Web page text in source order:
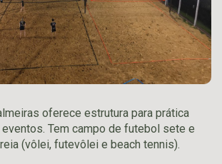
oferece estrutura para prática
Tem campo de futebol sete e
(vôlei, futevôlei e beach tennis).